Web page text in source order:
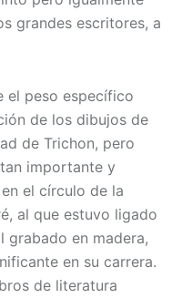
grandes escritores, a
el peso específico
de los dibujos de
de Trichon, pero
importante y
el círculo de la
al que estuvo ligado
grabado en madera,
en su carrera.
de literatura